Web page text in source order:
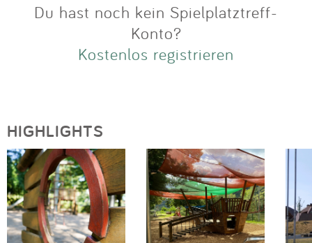
Du hast noch kein Spielplatztreff-
Konto?
Kostenlos registrieren
HIGHLIGHTS